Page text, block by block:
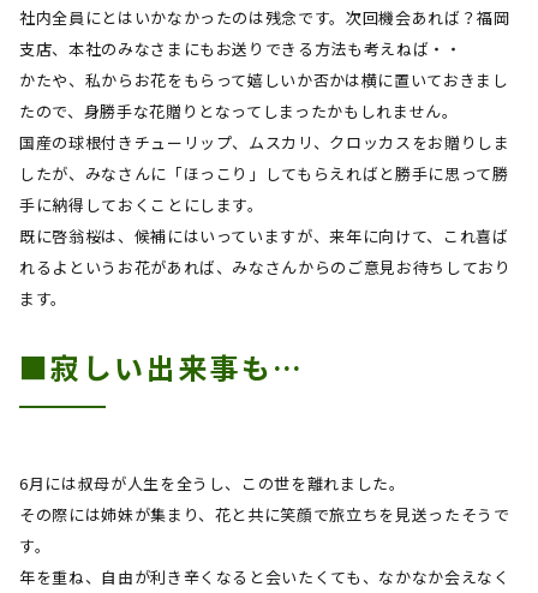
社内全員にとはいかなかったのは残念です。次回機会あれば？福岡
支店、本社のみなさまにもお送りできる方法も考えねば・・
かたや、私からお花をもらって嬉しいか否かは横に置いておきまし
たので、身勝手な花贈りとなってしまったかもしれません。
国産の球根付きチューリップ、ムスカリ、クロッカスをお贈りしま
したが、みなさんに「ほっこり」してもらえればと勝手に思って勝
手に納得しておくことにします。
既に啓翁桜は、候補にはいっていますが、来年に向けて、これ喜ば
れるよというお花があれば、みなさんからのご意見お待ちしており
ます。
■寂しい出来事も…
6月には叔母が人生を全うし、この世を離れました。
その際には姉妹が集まり、花と共に笑顔で旅立ちを見送ったそうで
す。
年を重ね、自由が利き辛くなると会いたくても、なかなか会えなく